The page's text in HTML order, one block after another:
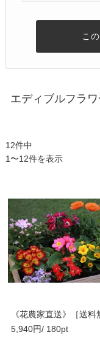
こ
エディブルフラ
12件中
1〜12件を表示
《花農家直送》［送料
料］エディブルフ..
5,940円/ 180pt